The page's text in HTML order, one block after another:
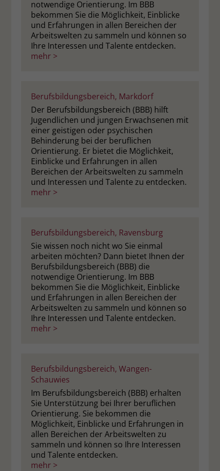
notwendige Orientierung. Im BBB
bekommen Sie die Möglichkeit, Einblicke
und Erfahrungen in allen Bereichen der
Arbeitswelten zu sammeln und können so
Ihre Interessen und Talente entdecken.
mehr >
Berufsbildungsbereich, Markdorf
Der Berufsbildungsbereich (BBB) hilft
Jugendlichen und jungen Erwachsenen mit
einer geistigen oder psychischen
Behinderung bei der beruflichen
Orientierung. Er bietet die Möglichkeit,
Einblicke und Erfahrungen in allen
Bereichen der Arbeitswelten zu sammeln
und Interessen und Talente zu entdecken.
mehr >
Berufsbildungsbereich, Ravensburg
Sie wissen noch nicht wo Sie einmal
arbeiten möchten? Dann bietet Ihnen der
Berufsbildungsbereich (BBB) die
notwendige Orientierung. Im BBB
bekommen Sie die Möglichkeit, Einblicke
und Erfahrungen in allen Bereichen der
Arbeitswelten zu sammeln und können so
Ihre Interessen und Talente entdecken.
mehr >
Berufsbildungsbereich, Wangen-
Schauwies
Im Berufsbildungsbereich (BBB) erhalten
Sie Unterstützung bei Ihrer beruflichen
Orientierung. Sie bekommen die
Möglichkeit, Einblicke und Erfahrungen in
allen Bereichen der Arbeitswelten zu
sammeln und können so Ihre Interessen
und Talente entdecken.
mehr >